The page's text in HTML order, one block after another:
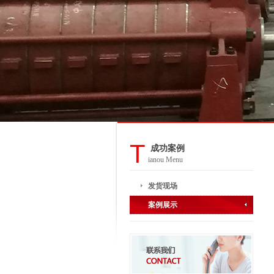
T 成功案例
ianou Menu
发货现场
案例展示